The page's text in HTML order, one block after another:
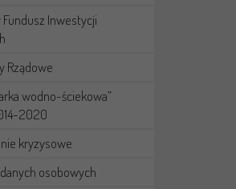
Fundusz Inwestycji
Rządowe
wodno-ściekowa”
2020
kryzysowe
osobowych